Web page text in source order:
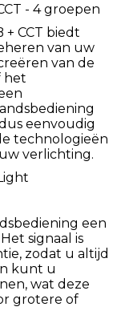
- 4 groepen
CCT biedt
van uw
van de
het
eenvoudig
technologieën
verlichting.
een
signaal is
zodat u altijd
kunt u
wat deze
grotere of